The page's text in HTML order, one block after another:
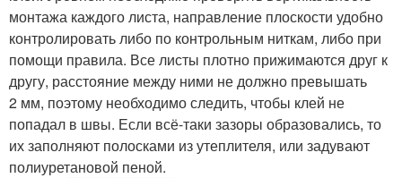
монтажа каждого листа, направление плоскости удобно
контролировать либо по контрольным ниткам, либо при
помощи правила. Все листы плотно прижимаются друг к
другу, расстояние между ними не должно превышать
2 мм, поэтому необходимо следить, чтобы клей не
попадал в швы. Если всё-таки зазоры образовались, то
их заполняют полосками из утеплителя, или задувают
полиуретановой пеной.